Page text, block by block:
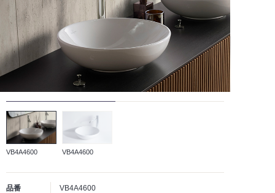
VB4A4600 VB4A4600
品番
VB4A4600